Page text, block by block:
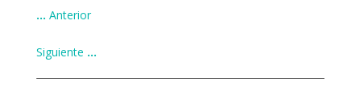
… Anterior
Siguiente …